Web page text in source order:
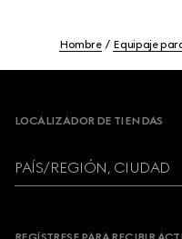
Hombre Equipaje
LOCALIZADOR DE TIENDAS
PAÍS/REGIÓN, CIUDAD